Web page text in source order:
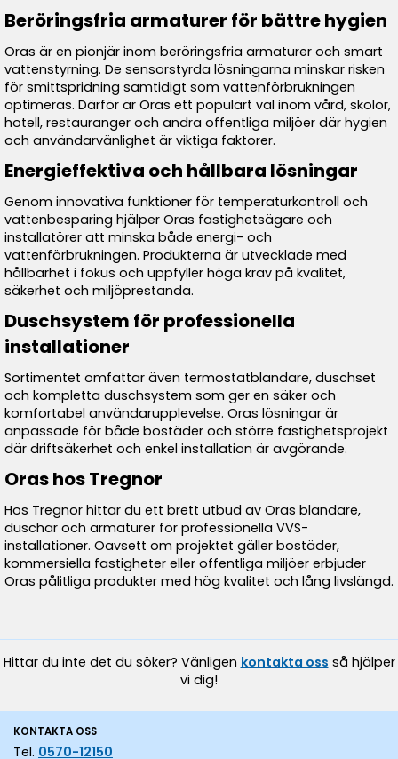
Beröringsfria armaturer för bättre hygien
Oras är en pionjär inom beröringsfria armaturer och smart
vattenstyrning. De sensorstyrda lösningarna minskar risken
för smittspridning samtidigt som vattenförbrukningen
optimeras. Därför är Oras ett populärt val inom vård, skolor,
hotell, restauranger och andra offentliga miljöer där hygien
och användarvänlighet är viktiga faktorer.
Energieffektiva och hållbara lösningar
Genom innovativa funktioner för temperaturkontroll och
vattenbesparing hjälper Oras fastighetsägare och
installatörer att minska både energi- och
vattenförbrukningen. Produkterna är utvecklade med
hållbarhet i fokus och uppfyller höga krav på kvalitet,
säkerhet och miljöprestanda.
Duschsystem för professionella
installationer
Sortimentet omfattar även termostatblandare, duschset
och kompletta duschsystem som ger en säker och
komfortabel användarupplevelse. Oras lösningar är
anpassade för både bostäder och större fastighetsprojekt
där driftsäkerhet och enkel installation är avgörande.
Oras hos Tregnor
Hos Tregnor hittar du ett brett utbud av Oras blandare,
duschar och armaturer för professionella VVS-
installationer. Oavsett om projektet gäller bostäder,
kommersiella fastigheter eller offentliga miljöer erbjuder
Oras pålitliga produkter med hög kvalitet och lång livslängd.
Hittar du inte det du söker? Vänligen kontakta oss så hjälper
vi dig!
KONTAKTA OSS
Tel. 0570-12150